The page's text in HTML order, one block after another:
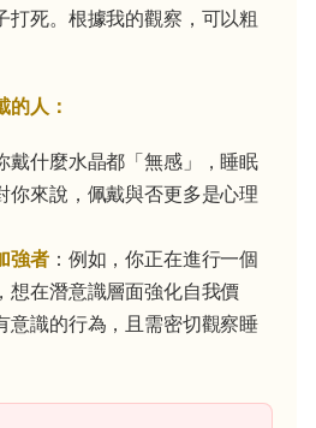
打死。根據我的觀察，可以粗
的人：
戴什麼水晶都「無感」，睡眠
你來說，佩戴與否更多是心理
強者：例如，你正在進行一個
想在潛意識層面強化自我價
意識的行為，且需密切觀察睡